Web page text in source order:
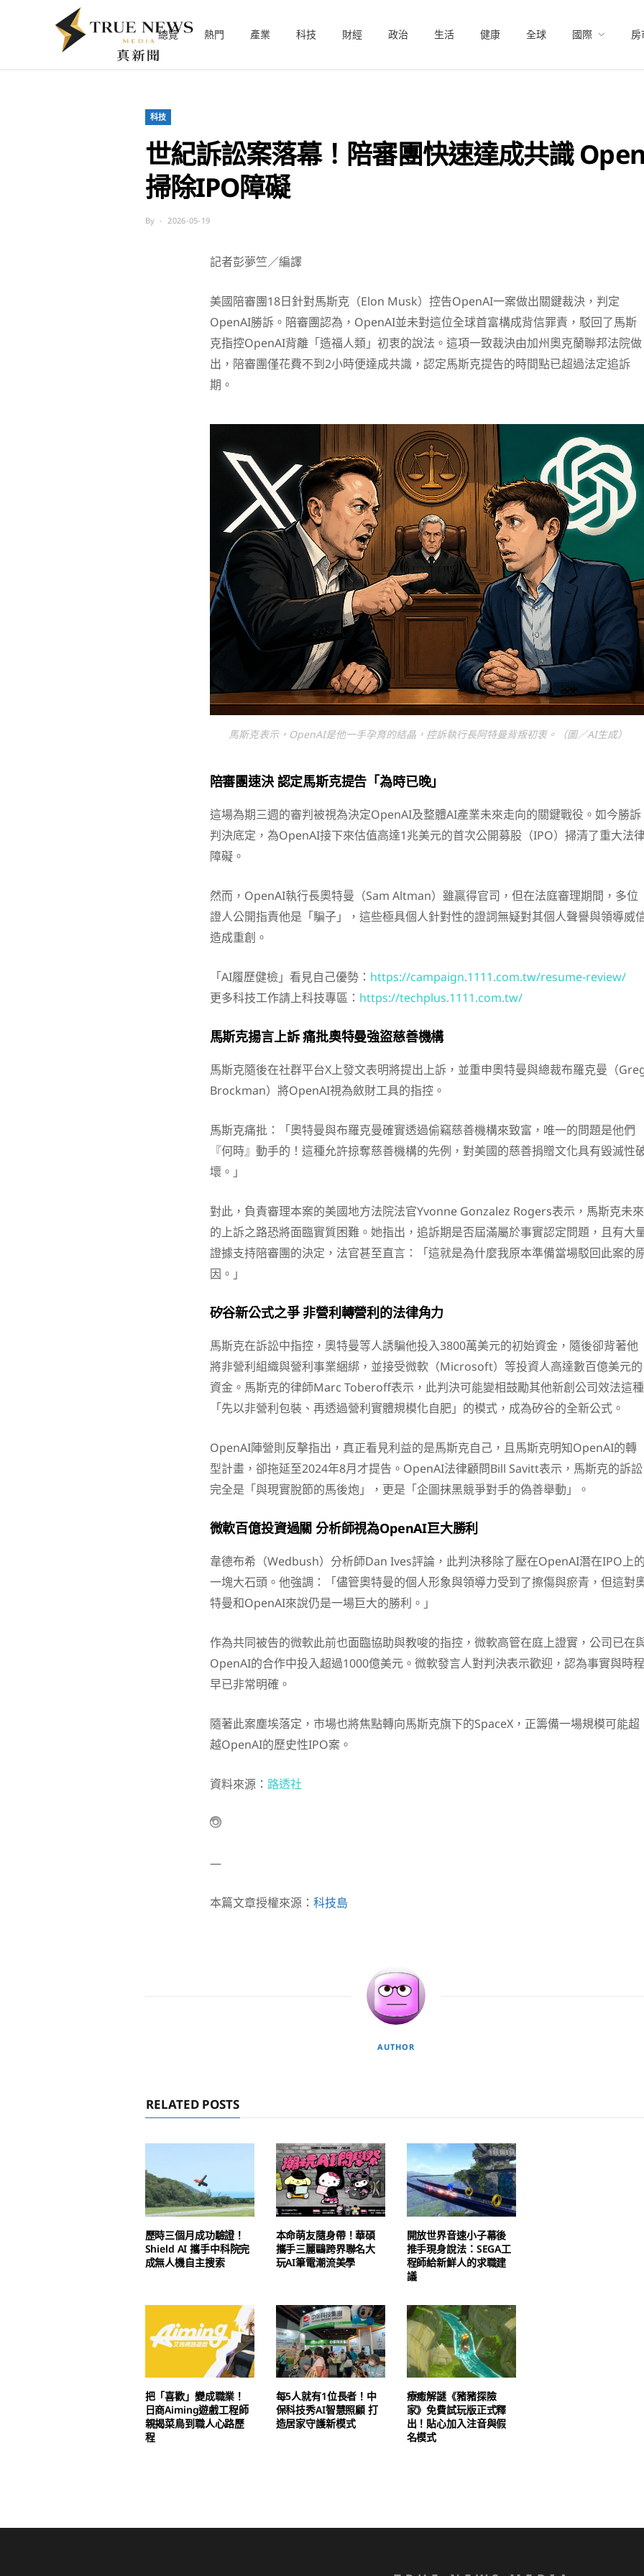
總覽 熱門 產業 科技 財經 政治 生活 健康 全球 國際 房
科技
世紀訴訟案落幕！陪審團快速達成共識
掃除IPO障礙
By 2026-05-19
記者彭夢竺／編譯
美國陪審團18日針對馬斯克（Elon Musk）控告OpenAI一案做出關鍵裁決，判定
OpenAI勝訴。陪審團認為，OpenAI並未對這位全球首富構成背信罪責，駁回了馬斯
克指控OpenAI背離「造福人類」初衷的說法。這項一致裁決由加州奧克蘭聯邦法院做
出，陪審團僅花費不到2小時便達成共識，認定馬斯克提告的時間點已超過法定追訴
期。
馬斯克表示，OpenAI是他一手孕育的結晶，控訴執行長阿特曼背叛初衷。（圖／AI生成）
陪審團速決 認定馬斯克提告「為時已晚」
這場為期三週的審判被視為決定OpenAI及整體AI產業未來走向的關鍵戰役。如今勝訴
判決底定，為OpenAI接下來估值高達1兆美元的首次公開募股（IPO）掃清了重大法
障礙。
然而，OpenAI執行長奧特曼（Sam Altman）雖贏得官司，但在法庭審理期間，多位
證人公開指責他是「騙子」，這些極具個人針對性的證詞無疑對其個人聲譽與領導威
造成重創。
「AI履歷健檢」看見自己優勢： https://campaign.1111.com.tw/resume-review/
更多科技工作請上科技專區： https://techplus.1111.com.tw/
馬斯克揚言上訴 痛批奧特曼強盜慈善機構
馬斯克隨後在社群平台X上發文表明將提出上訴，並重申奧特曼與總裁布羅克曼（
Brockman）將OpenAI視為斂財工具的指控。
馬斯克痛批：「奧特曼與布羅克曼確實透過偷竊慈善機構來致富，唯一的問題是他們
『何時』動手的！這種允許掠奪慈善機構的先例，對美國的慈善捐贈文化具有毀滅性
壞。」
對此，負責審理本案的美國地方法院法官Yvonne Gonzalez Rogers表示，馬斯克未來
的上訴之路恐將面臨實質困難。她指出，追訴期是否屆滿屬於事實認定問題，且有大
證據支持陪審團的決定，法官甚至直言：「這就是為什麼我原本準備當場駁回此案的
因。」
矽谷新公式之爭 非營利轉營利的法律角力
馬斯克在訴訟中指控，奧特曼等人誘騙他投入3800萬美元的初始資金，隨後卻背著他
將非營利組織與營利事業綑綁，並接受微軟（Microsoft）等投資人高達數百億美元的
資金。馬斯克的律師Marc Toberoff表示，此判決可能變相鼓勵其他新創公司效法這種
「先以非營利包裝、再透過營利實體規模化自肥」的模式，成為矽谷的全新公式。
OpenAI陣營則反擊指出，真正看見利益的是馬斯克自己，且馬斯克明知OpenAI的轉
型計畫，卻拖延至2024年8月才提告。OpenAI法律顧問Bill Savitt表示，馬斯克的訴訟
完全是「與現實脫節的馬後炮」，更是「企圖抹黑競爭對手的偽善舉動」。
微軟百億投資過關 分析師視為OpenAI巨大勝利
韋德布希（Wedbush）分析師Dan Ives評論，此判決移除了壓在OpenAI潛在IPO上
一塊大石頭。他強調：「儘管奧特曼的個人形象與領導力受到了擦傷與瘀青，但這對
特曼和OpenAI來說仍是一場巨大的勝利。」
作為共同被告的微軟此前也面臨協助與教唆的指控，微軟高管在庭上證實，公司已在
OpenAI的合作中投入超過1000億美元。微軟發言人對判決表示歡迎，認為事實與時程
早已非常明確。
隨著此案塵埃落定，市場也將焦點轉向馬斯克旗下的SpaceX，正籌備一場規模可能超
越OpenAI的歷史性IPO案。
資料來源： 路透社
—
本篇文章授權來源： 科技島
AUTHOR
RELATED POSTS
歷時三個月成功驗證！
Shield AI 攜手中科院完
成無人機自主搜索
本命萌友隨身帶！華碩
攜手三麗鷗跨界聯名大
玩AI筆電潮流美學
開放世界音速小子幕後
推手現身說法：SEGA工
程師給新鮮人的求職建
議
把「喜歡」變成職業！
日商Aiming遊戲工程師
親揭菜鳥到職人心路歷
程
每5人就有1位長者！中
保科技秀AI智慧照顧 打
造居家守護新模式
療癒解謎《豬豬探險
家》免費試玩版正式釋
出！貼心加入注音與假
名模式